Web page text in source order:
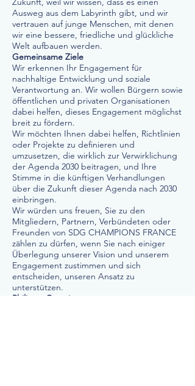
Ausweg aus dem Labyrinth gibt, und wir
vertrauen auf junge Menschen, mit denen
wir eine bessere, friedliche und glückliche
Welt aufbauen werden.
Gemeinsame Ziele
Wir erkennen Ihr Engagement für
nachhaltige Entwicklung und soziale
Verantwortung an. Wir wollen Bürgern sowie
öffentlichen und privaten Organisationen
dabei helfen, dieses Engagement möglichst
breit zu fördern.
Wir möchten Ihnen dabei helfen, Richtlinien
oder Projekte zu definieren und
umzusetzen, die wirklich zur Verwirklichung
der Agenda 2030 beitragen, und Ihre
Stimme in die künftigen Verhandlungen
über die Zukunft dieser Agenda nach 2030
einbringen.
Wir würden uns freuen, Sie zu den
Mitgliedern, Partnern, Verbündeten oder
Freunden von SDG CHAMPIONS FRANCE
zählen zu dürfen, wenn Sie nach einiger
Überlegung unserer Vision und unserem
Engagement zustimmen und sich
entscheiden, unseren Ansatz zu
unterstützen.
Philippe Guettier